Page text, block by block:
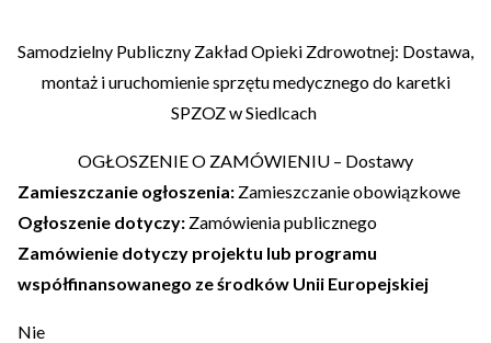
Samodzielny Publiczny Zakład Opieki Zdrowotnej: Dostawa,
montaż i uruchomienie sprzętu medycznego do karetki
SPZOZ w Siedlcach
OGŁOSZENIE O ZAMÓWIENIU – Dostawy
Zamieszczanie ogłoszenia: Zamieszczanie obowiązkowe
Ogłoszenie dotyczy: Zamówienia publicznego
Zamówienie dotyczy projektu lub programu
współfinansowanego ze środków Unii Europejskiej
Nie